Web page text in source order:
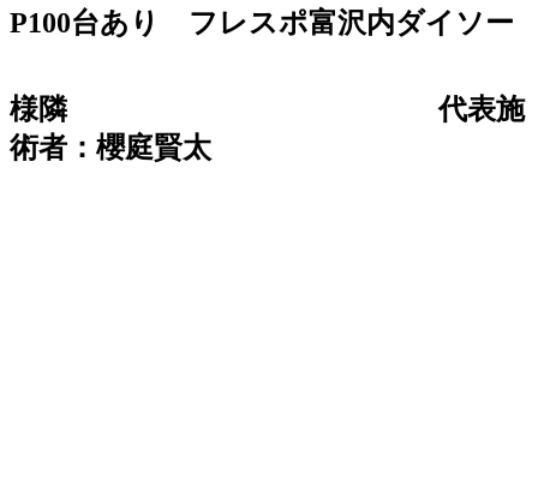
P100台あり フレスポ富沢内ダイソー
様隣
代表施
術者：櫻庭賢太